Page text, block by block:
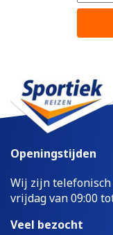
Openingstijden
Wij zijn
vrijdag van 09:00
Veel bezocht